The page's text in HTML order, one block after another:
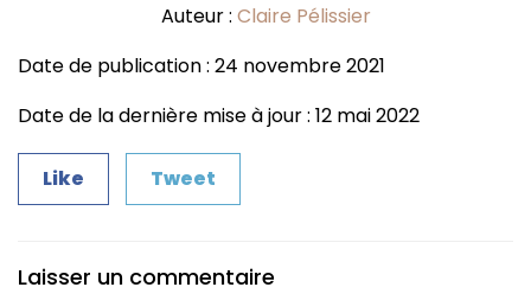
Auteur : Claire Pélissier
Date de publication : 24 novembre 2021
Date de la dernière mise à jour : 12 mai 2022
Like Tweet
Laisser un commentaire